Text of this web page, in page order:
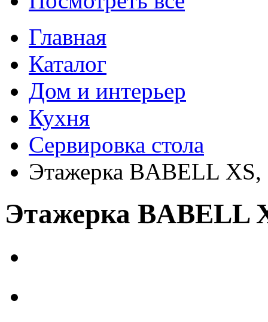
Главная
Каталог
Дом и интерьер
Кухня
Сервировка стола
Этажерка BABELL XS,
Этажерка BABELL